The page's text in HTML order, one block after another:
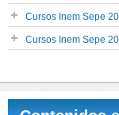
Cursos Inem Sepe
Cursos Inem Sepe